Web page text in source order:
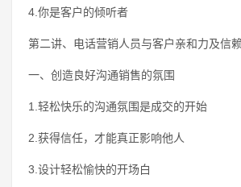
4.你是客户的倾听者
第二讲、电话营销人员与客户亲和力及信
一、创造良好沟通销售的氛围
1.轻松快乐的沟通氛围是成交的开始
2.获得信任，才能真正影响他人
3.设计轻松愉快的开场白